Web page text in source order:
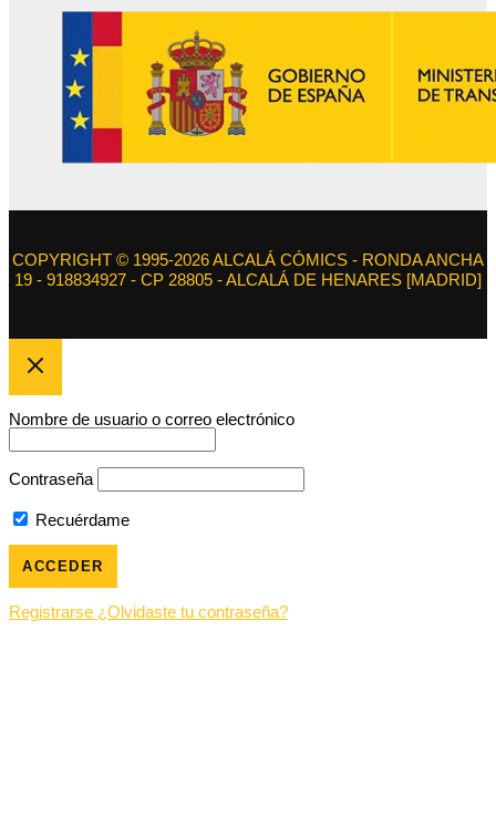
COPYRIGHT © 1995-2026 ALCALÁ CÓMICS - RONDA ANCHA
19 - 918834927 - CP 28805 - ALCALÁ DE HENARES [MADRID]
Nombre de usuario o correo electrónico
Contraseña
Recuérdame
Registrarse ¿Olvidaste tu contraseña?